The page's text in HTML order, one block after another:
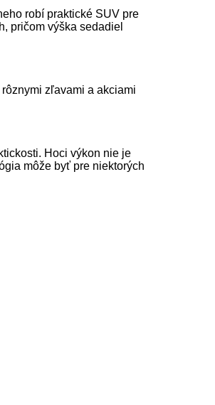
robí praktické SUV pre
pričom výška sedadiel
zľavami a akciami
Hoci výkon nie je
môže byť pre niektorých